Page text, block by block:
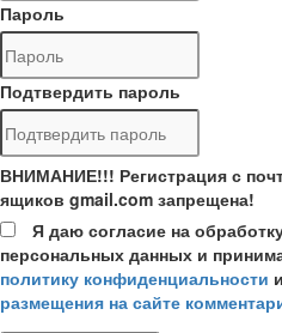
Пароль
Подтвердить пароль
ВНИМАНИЕ!!! Регистрация с
ящиков gmail.com запрещена!
Я даю согласие на
персональных данных и
политику конфиденциальности и
размещения на сайте